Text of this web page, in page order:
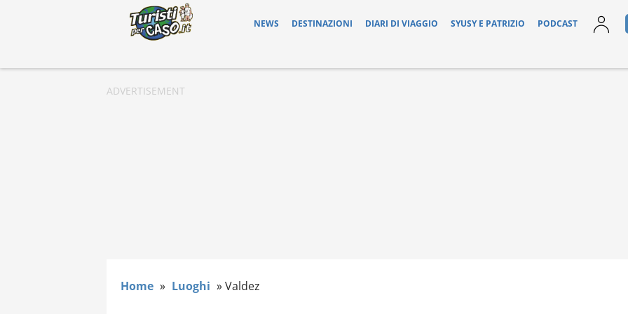
NEWS DESTINAZIONI DIARI DI VIAGGIO SYUSY E PATRIZIO PODCAST
Home » Luoghi »Valdez